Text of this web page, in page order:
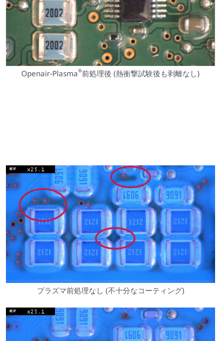
Openair-Plasma®前処理後 (熱衝撃試験後も剥離なし)
プラズマ前処理なし (不十分なコーティング)